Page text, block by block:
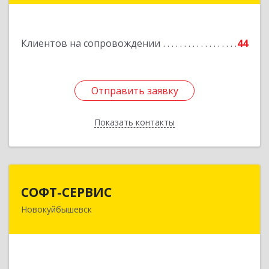
Клиентов на сопровождении 44
Отправить заявку
Показать контакты
Отправить заявку
Назад
СОФТ-СЕРВИС
Новокуйбышевск
446206, Самарская обл, Новокуйбышевск г,